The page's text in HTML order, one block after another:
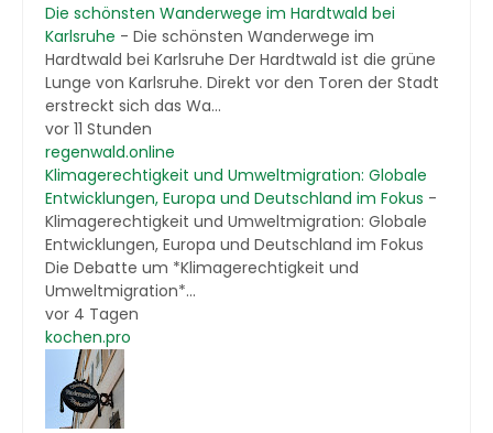
Die schönsten Wanderwege im Hardtwald bei
Karlsruhe - Die schönsten Wanderwege im
Hardtwald bei Karlsruhe Der Hardtwald ist die grüne
Lunge von Karlsruhe. Direkt vor den Toren der Stadt
erstreckt sich das Wa...
vor 11 Stunden
regenwald.online
Klimagerechtigkeit und Umweltmigration: Globale
Entwicklungen, Europa und Deutschland im Fokus -
Klimagerechtigkeit und Umweltmigration: Globale
Entwicklungen, Europa und Deutschland im Fokus
Die Debatte um *Klimagerechtigkeit und
Umweltmigration*...
vor 4 Tagen
kochen.pro